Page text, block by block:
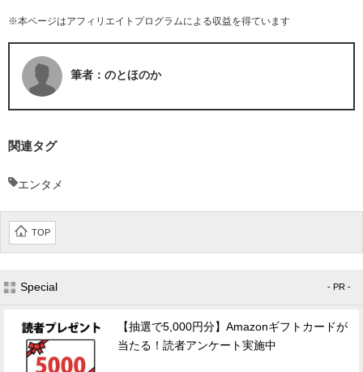
※本ページはアフィリエイトプログラムによる収益を得ています
筆者：のとほのか
関連タグ
エンタメ
TOP
Special - PR -
【抽選で5,000円分】Amazonギフトカードが
当たる！読者アンケート実施中